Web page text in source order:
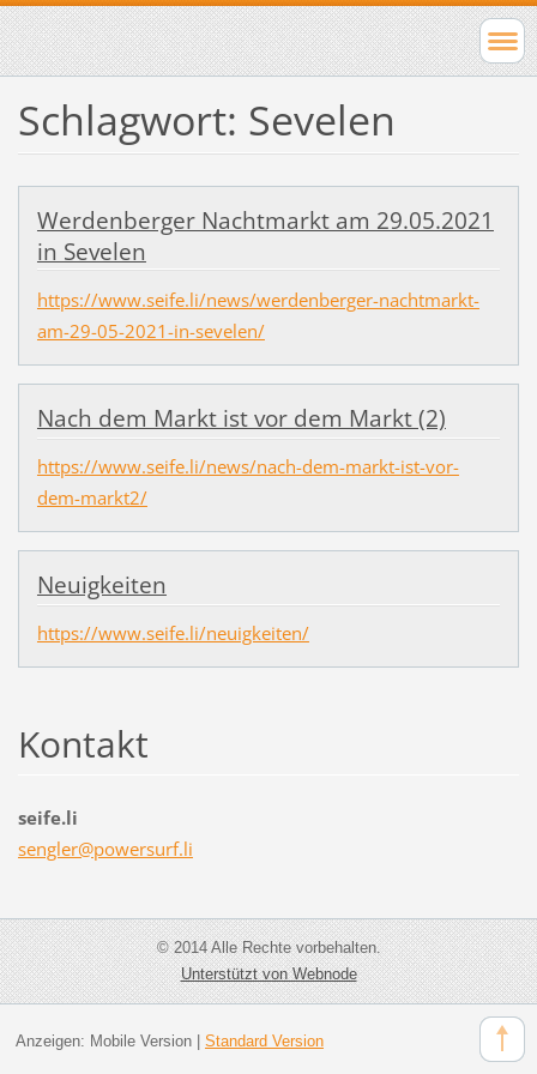
Schlagwort: Sevelen
Werdenberger Nachtmarkt am 29.05.2021
in Sevelen
https://www.seife.li/news/werdenberger-nachtmarkt-
am-29-05-2021-in-sevelen/
Nach dem Markt ist vor dem Markt (2)
https://www.seife.li/news/nach-dem-markt-ist-vor-
dem-markt2/
Neuigkeiten
https://www.seife.li/neuigkeiten/
Kontakt
seife.li
sengler@powersurf.li
© 2014 Alle Rechte vorbehalten.
Unterstützt von Webnode
Anzeigen: Mobile Version| Standard Version